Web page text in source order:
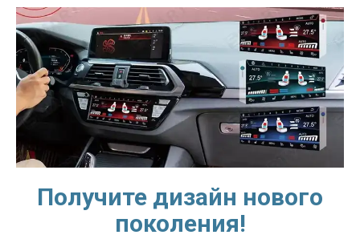
Получите дизайн нового
поколения!